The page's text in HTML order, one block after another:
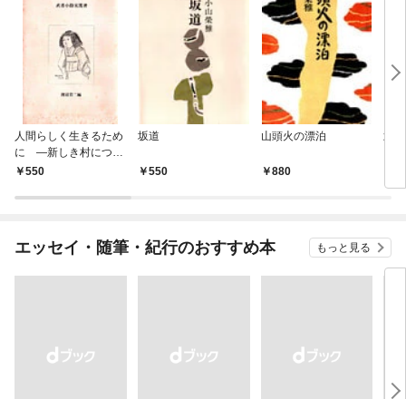
人間らしく生きるため
に ―新しき村につい
て―550
坂道
550
山頭火の漂泊
880
武
エッセイ・随筆・紀行のおすすめ本 もっと見る